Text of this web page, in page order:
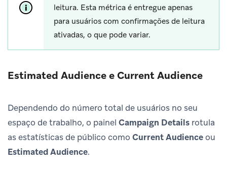
leitura. Esta métrica é entregue apenas
para usuários com confirmações de leitura
ativadas, o que pode variar.
Estimated Audience e Current Audience
Dependendo do número total de usuários no seu
espaço de trabalho, o painel Campaign Details rotula
as estatísticas de público como Current Audienceou
Estimated Audience.